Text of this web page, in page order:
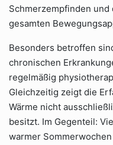
Schmerzempfinden
gesamten
Besonders betroffen
chronischen
regelmäßig
Gleichzeitig zeigt die
Wärme nicht
besitzt. Im Gegenteil:
warmer